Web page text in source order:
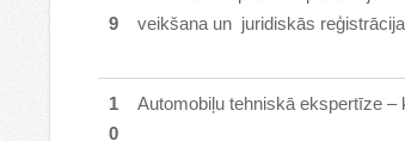
9
veikšana un juridiskās
1
0
Automobiļu tehniskā ekspertīze –